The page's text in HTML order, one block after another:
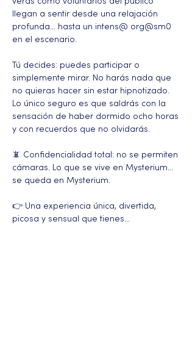
llegan a sentir desde una relajación
profunda… hasta un intens@ org@sm0
en el escenario.
Tú decides: puedes participar o
simplemente mirar. No harás nada que
no quieras hacer sin estar hipnotizado.
Lo único seguro es que saldrás con la
sensación de haber dormido ocho horas
y con recuerdos que no olvidarás.
📵 Confidencialidad total: no se permiten
cámaras. Lo que se vive en Mysterium…
se queda en Mysterium.
👉 Una experiencia única, divertida,
picosa y sensual que tienes…